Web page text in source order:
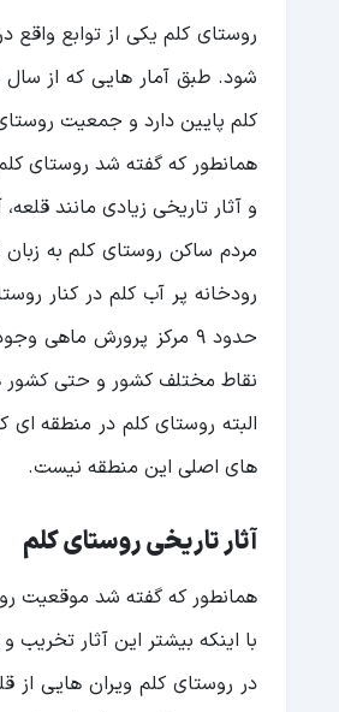
روستای کلم یکی از توابع
کلم پایین دارد و جمعیت روستای کلم بالا ۶۸۷ و جمعیت روستای
همانطور که گفته شد روستای
و آثار تاریخی زیادی مانند
مردم ساکن روستای کلم به
رودخانه پر آب کلم در کنار
نقاط مختلف کشور و حتی کشور
البته روستای کلم در منطقه ای
های اصلی این منطقه نیست.
آثار تاریخی روستای کلم
همانطور که گفته شد موقعیت
با اینکه بیشتر این آثار
در روستای کلم ویران هایی